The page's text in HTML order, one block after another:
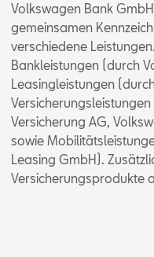
Volkswagen Bank
gemeinsamen
verschiedene
Bankleistungen (durch
Leasingleistungen
Versicherung AG,
sowie
Leasing GmbH).
Versicherungsprodukte